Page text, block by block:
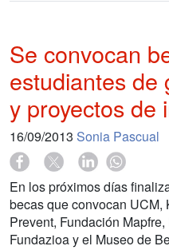
Se convocan
estudiantes de
y proyectos de
16/09/2013 Sonia Pascual
En los próximos días
becas que convocan UCM,
Prevent, Fundación
Fundazioa y el Museo de